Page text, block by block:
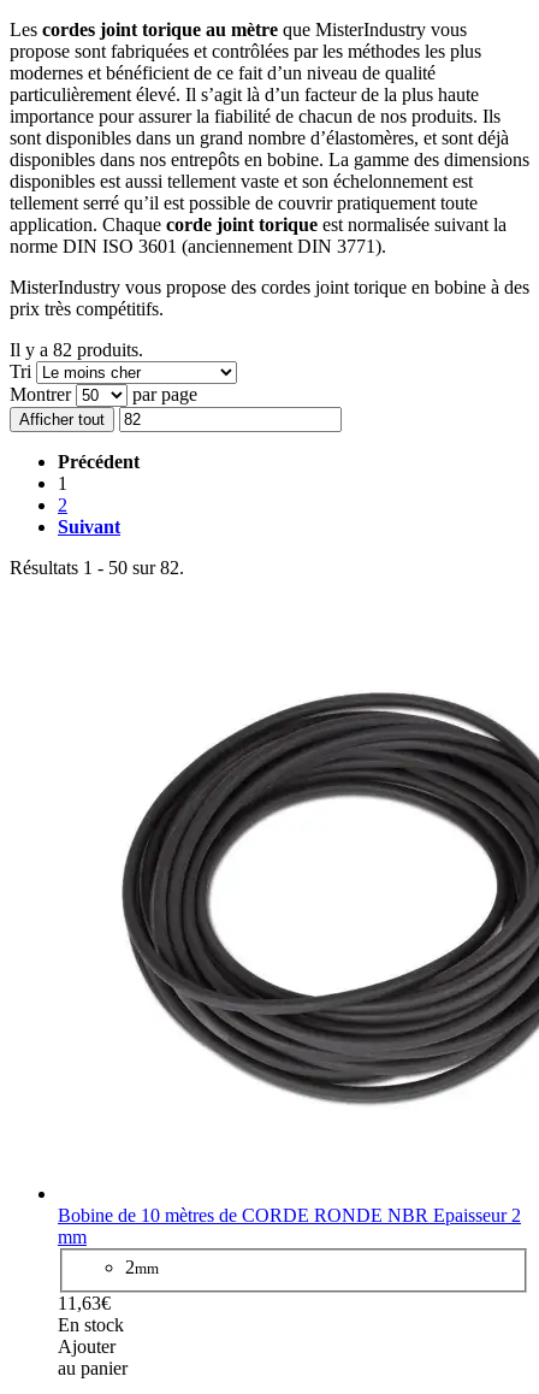
Les cordes joint torique au mètre que MisterIndustry vous
propose sont fabriquées et contrôlées par les méthodes les plus
modernes et bénéficient de ce fait d’un niveau de qualité
particulièrement élevé. Il s’agit là d’un facteur de la plus haute
importance pour assurer la fiabilité de chacun de nos produits. Ils
sont disponibles dans un grand nombre d’élastomères, et sont déjà
disponibles dans nos entrepôts en bobine. La gamme des dimensions
disponibles est aussi tellement vaste et son échelonnement est
tellement serré qu’il est possible de couvrir pratiquement toute
application. Chaque corde joint torique est normalisée suivant la
norme DIN ISO 3601 (anciennement DIN 3771).
MisterIndustry vous propose des cordes joint torique en bobine à des
prix très compétitifs.
Il y a 82 produits.
Tri
Montrer
par page
Afficher tout
Précédent
1
2
Suivant
Résultats 1 - 50 sur 82.
Bobine de 10 mètres de CORDE RONDE NBR Epaisseur 2
mm
2mm
11,63€
En stock
Ajouter
au panier